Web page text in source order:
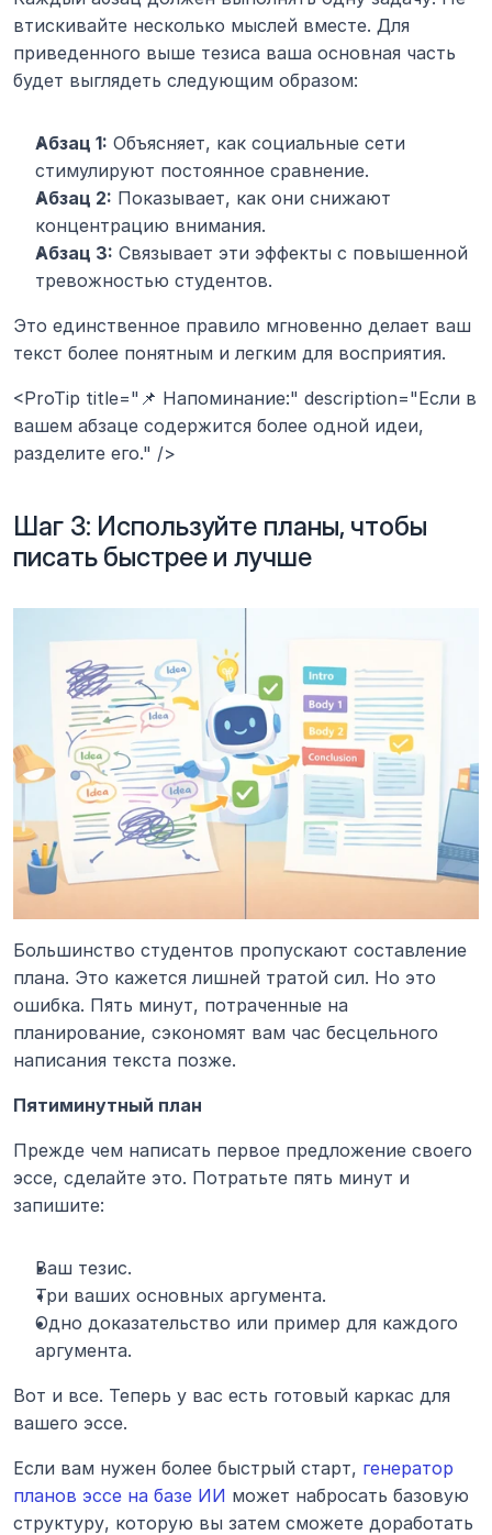
втискивайте несколько мыслей вместе. Для
приведенного выше тезиса ваша основная часть
будет выглядеть следующим образом:
Абзац 1: Объясняет, как социальные сети
стимулируют постоянное сравнение.
Абзац 2: Показывает, как они снижают
концентрацию внимания.
Абзац 3: Связывает эти эффекты с повышенной
тревожностью студентов.
Это единственное правило мгновенно делает ваш
текст более понятным и легким для восприятия.
<ProTip title="📌 Напоминание:" description="Если в
вашем абзаце содержится более одной идеи,
разделите его." />
Шаг 3: Используйте планы, чтобы
писать быстрее и лучше
Большинство студентов пропускают составление
плана. Это кажется лишней тратой сил. Но это
ошибка. Пять минут, потраченные на
планирование, сэкономят вам час бесцельного
написания текста позже.
Пятиминутный план
Прежде чем написать первое предложение своего
эссе, сделайте это. Потратьте пять минут и
запишите:
Ваш тезис.
Три ваших основных аргумента.
Одно доказательство или пример для каждого
аргумента.
Вот и все. Теперь у вас есть готовый каркас для
вашего эссе.
Если вам нужен более быстрый старт, генератор
планов эссе на базе ИИ может набросать базовую
структуру, которую вы затем сможете доработать